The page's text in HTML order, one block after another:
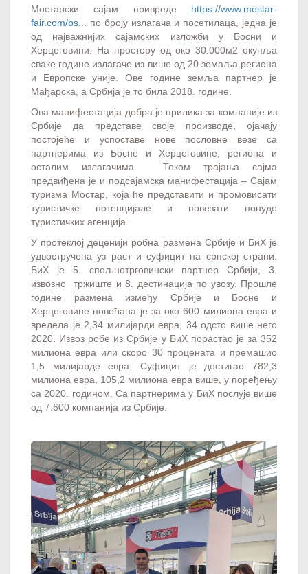
Мостарски сајам привреде https://www.mostar-
fair.com/bs ... по броју излагача и посетилаца, једна је
од најважнијих сајамских изложби у Босни и
Херцеговини. На простору од око 30.000м2 окупља
сваке године излагаче из више од 20 земаља региона
и Европске уније. Ове године земља партнер је
Мађарска, а Србија је то била 2018. године.
Ова манифестација добра је прилика за компаније из
Србије да представе своје производе, ојачају
постојеће и успоставе нове пословне везе са
партнерима из Босне и Херцеговине, региона и
осталим излагачима. Током трајања сајма
предвиђена је и подсајамска манифестација – Сајам
туризма Мостар, која ће представити и промовисати
туристичке потенцијале и повезати понуде
туристичких агенција.
У протеклој деценији робна размена Србије и БиХ је
удвостручена уз раст и суфицит на српској страни.
БиХ је 5. спољнотрговински партнер Србији, 3.
извозно тржиште и 8. дестинација по увозу. Прошле
године размена између Србије и Босне и
Херцеговине повећана је за око 600 милиона евра и
вредела је 2,34 милијарди евра, 34 одсто више него
2020. Извоз робе из Србије у БиХ порастао је за 352
милиона евра или скоро 30 процената и премашио
1,5 милијарде евра. Суфицит је достигао 782,3
милиона евра, 105,2 милиона евра више, у поређењу
са 2020. годином. Са партнерима у БиХ послује више
од 7.600 компанија из Србије.